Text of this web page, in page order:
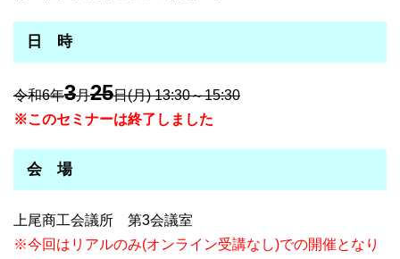
日 時
令和6年3月25日(月) 13:30～15:30
※このセミナーは終了しました
会 場
上尾商工会議所 第3会議室
※今回はリアルのみ(オンライン受講なし)での開催となり